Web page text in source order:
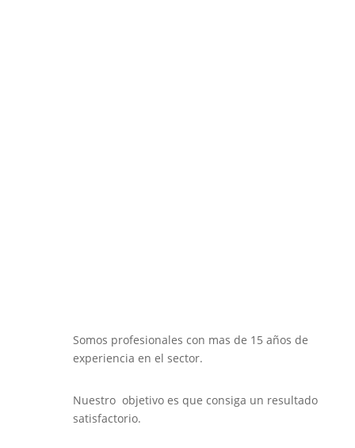
Somos profesionales con mas de 15 años de
experiencia en el sector.
Nuestro objetivo es que consiga un resultado
satisfactorio.